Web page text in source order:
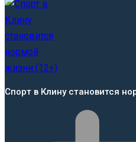
Спорт в Клину становится